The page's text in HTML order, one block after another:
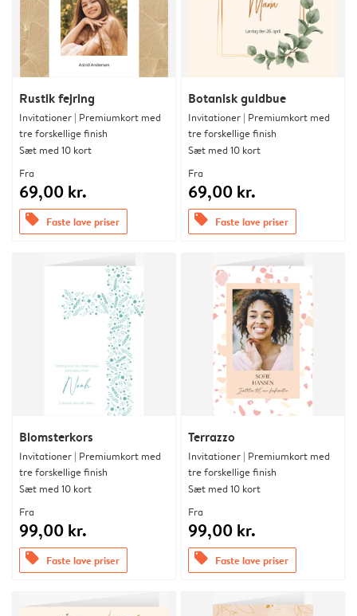
Rustik fejring
Invitationer | Premiumkort med
tre forskellige finish
Sæt med 10 kort
Fra
69,00 kr.
offers Faste lave priser
Botanisk guldbue
Invitationer | Premiumkort med
tre forskellige finish
Sæt med 10 kort
Fra
69,00 kr.
offers Faste lave priser
Blomsterkors
Invitationer | Premiumkort med
tre forskellige finish
Sæt med 10 kort
Fra
99,00 kr.
offers Faste lave priser
Terrazzo
Invitationer | Premiumkort med
tre forskellige finish
Sæt med 10 kort
Fra
99,00 kr.
offers Faste lave priser